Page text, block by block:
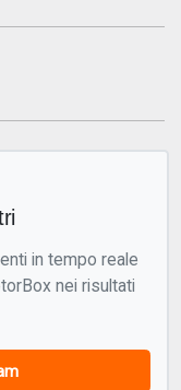
in tempo reale
nei risultati